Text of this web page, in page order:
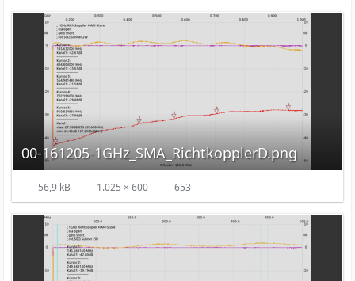
00-161205-1GHz_SMA_RichtkopplerD.png
56,9 kB 1.025 × 600 653